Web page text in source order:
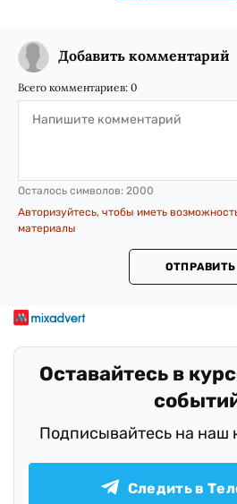
Добавить комментарий
Всего комментариев: 0
Осталось символов: 2000
Авторизуйтесь, чтобы иметь
материалы
ОТПРАВИТЬ
Оставайтесь в
Подписывайтесь на наш
Следить в